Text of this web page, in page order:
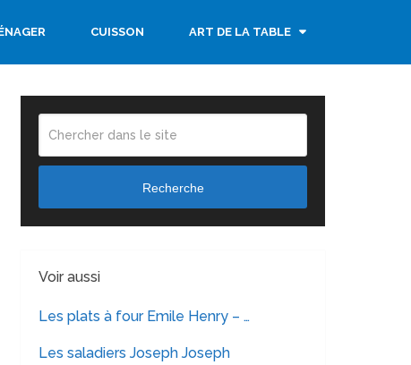
CUISSON ART DE LA TABLE
Recherche
Voir aussi
Les plats à four Emile Henry – …
Les saladiers Joseph Joseph